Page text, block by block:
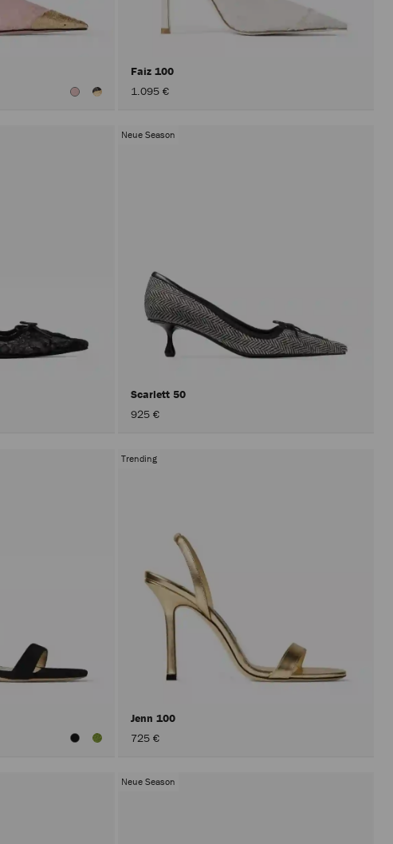
Faiz 100
1.095 €
Neue Season
Scarlett 50
925 €
Trending
Jenn 100
725 €
Neue Season